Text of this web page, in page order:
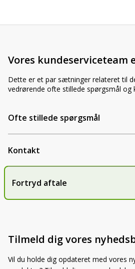
Hvorfor bestille CR-6005 hos
Mange kunder har valgt AgroLED.dk. Vi
9,7/10 via
CRAWER CR-6005 i hvid leveres fra
for 2-4 hverdage. Bestil i dag og få din
hurtigt og uden besvær.
Vores kundeserviceteam
Dette er et par sætninger relateret til
vedrørende ofte stillede spørgsmål og
Ofte stillede spørgsmål
Kontakt
Fortryd aftale
Tilmeld dig vores
Vil du holde dig opdateret med vores